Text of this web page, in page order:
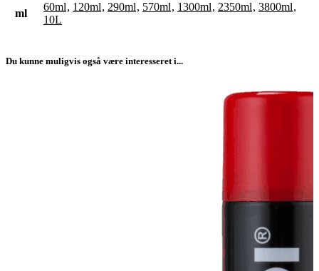
ml
60ml, 120ml, 290ml, 570ml, 1300ml, 2350ml, 3800ml,
10L
Du kunne muligvis også være interesseret i...